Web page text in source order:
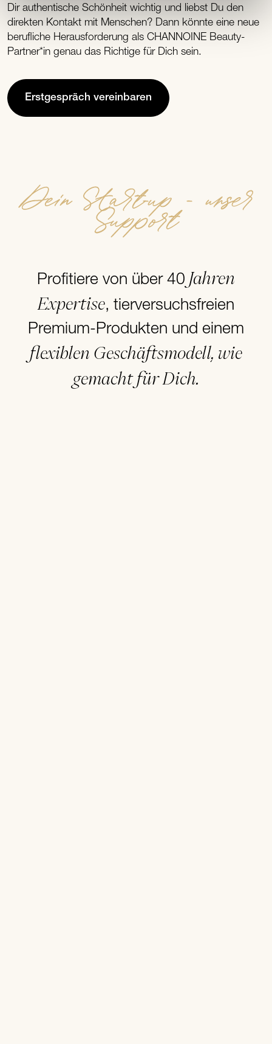
Dir authentische Schönheit wichtig und liebst Du den
direkten Kontakt mit Menschen? Dann könnte eine neue
berufliche Herausforderung als CHANNOINE Beauty-
Partner*in genau das Richtige für Dich sein.
Erstgespräch vereinbaren
Dein Start-up - unser
Support
Profitiere von über 40 Jahren
Expertise, tierversuchsfreien
Premium-Produkten und einem
flexiblen Geschäftsmodell, wie
gemacht für Dich.